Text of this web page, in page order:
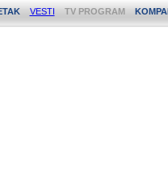
VESTI TV PROGRAM